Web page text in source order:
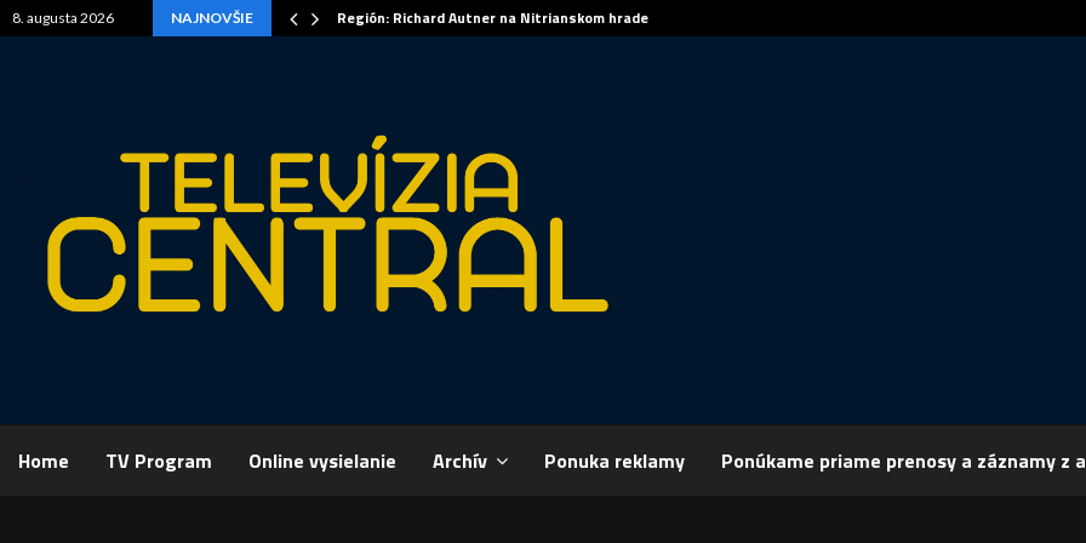
8. augusta 2026 NAJNOVŠIE Región: Richard Autner na Nitrianskom hrade
Home TV Program Online vysielanie Archív Ponuka reklamy Ponúkame priame prenosy a záznamy z
Domov Archív Šport ŠPORT, FUTBAL – Michal Peškovič odchádza z Korony
ŠPORT, FUTBAL – Michal Peškovič odchádza z